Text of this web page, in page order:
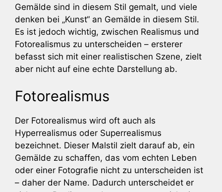
Gemälde sind in diesem Stil gemalt, und viele
denken bei „Kunst“ an Gemälde in diesem Stil.
Es ist jedoch wichtig, zwischen Realismus und
Fotorealismus zu unterscheiden – ersterer
befasst sich mit einer realistischen Szene, zielt
aber nicht auf eine echte Darstellung ab.
Fotorealismus
Der Fotorealismus wird oft auch als
Hyperrealismus oder Superrealismus
bezeichnet. Dieser Malstil zielt darauf ab, ein
Gemälde zu schaffen, das vom echten Leben
oder einer Fotografie nicht zu unterscheiden ist
– daher der Name. Dadurch unterscheidet er